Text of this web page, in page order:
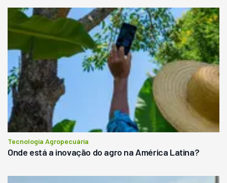
Tecnologia Agropecuária
Onde está a inovação do agro na América Latina?